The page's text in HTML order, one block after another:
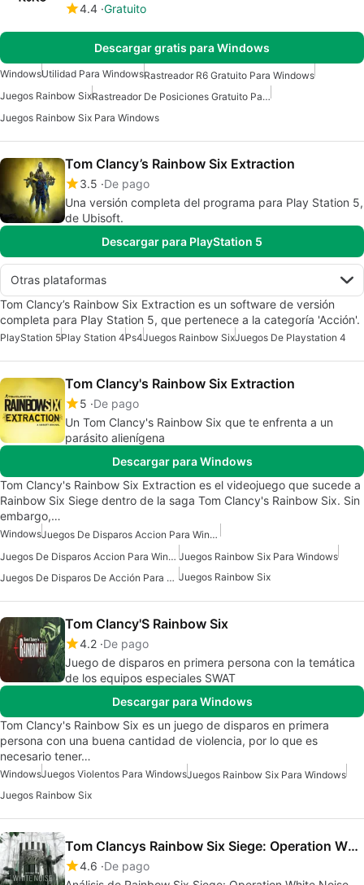
4.4 Gratuito
Descargar gratis para Windows
WindowsUtilidad Para WindowsRastreador R6 Gratuito Para Windows
Juegos Rainbow Six
Rastreador De Posiciones Gratuito Para Windows
Juegos Rainbow Six Para Windows
Tom Clancy’s Rainbow Six Extraction
3.5 De pago
Una versión completa del programa para Play Station 5,
de Ubisoft.
Descargar para PlayStation 5
Otras plataformas
Tom Clancy’s Rainbow Six Extraction es un software de versión
completa para Play Station 5, que pertenece a la categoría 'Acción'.
PlayStation 5Play Station 4Ps4Juegos Rainbow SixJuegos De Playstation 4
Tom Clancy's Rainbow Six Extraction
5 De pago
Un Tom Clancy's Rainbow Six que te enfrenta a un
parásito alienígena
Descargar para Windows
Tom Clancy's Rainbow Six Extraction es el videojuego que sucede a
Rainbow Six Siege dentro de la saga Tom Clancy's Rainbow Six. Sin
embargo,…
Windows
Juegos De Disparos Accion Para Windows 7
Juegos De Disparos Accion Para Windows 10 Juegos Rainbow Six Para Windows
Juegos De Disparos De Acción Para Windows 11 Juegos Rainbow Six
Tom Clancy'S Rainbow Six
4.2 De pago
Juego de disparos en primera persona con la temática
de los equipos especiales SWAT
Descargar para Windows
Tom Clancy's Rainbow Six es un juego de disparos en primera
persona con una buena cantidad de violencia, por lo que es
necesario tener…
WindowsJuegos Violentos Para WindowsJuegos Rainbow Six Para Windows
Juegos Rainbow Six
Tom Clancys Rainbow Six Siege: Operation White Noise
4.6 De pago